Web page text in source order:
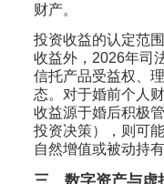
财产。
投资收益的认定范
收益外，2026年司
信托产品受益权、
态。对于婚前个人
收益源于婚后积极
投资决策），则可
自然增值或被动持
三、数字资产与虚